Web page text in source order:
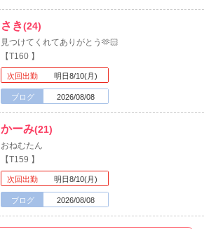
さき(24)
見つけてくれてありがとう🫶🏻
【T160 】
次回出勤 明日8/10(月)
ブログ 2026/08/08
かーみ(21)
おねむたん
【T159 】
次回出勤 明日8/10(月)
ブログ 2026/08/08